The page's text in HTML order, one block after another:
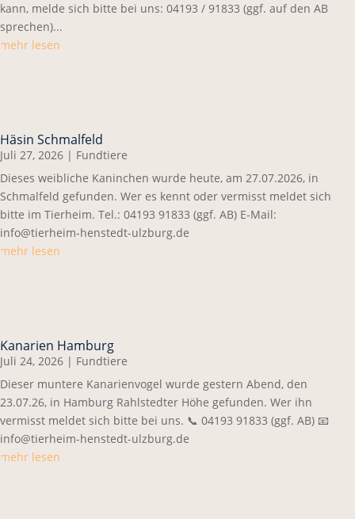
kann, melde sich bitte bei uns: 04193 / 91833 (ggf. auf den AB
sprechen)...
mehr lesen
Häsin Schmalfeld
Juli 27, 2026 | Fundtiere
Dieses weibliche Kaninchen wurde heute, am 27.07.2026, in
Schmalfeld gefunden. Wer es kennt oder vermisst meldet sich
bitte im Tierheim. Tel.: 04193 91833 (ggf. AB) E-Mail:
info@tierheim-henstedt-ulzburg.de
mehr lesen
Kanarien Hamburg
Juli 24, 2026 | Fundtiere
Dieser muntere Kanarienvogel wurde gestern Abend, den
23.07.26, in Hamburg Rahlstedter Höhe gefunden. Wer ihn
vermisst meldet sich bitte bei uns. 📞 04193 91833 (ggf. AB) 📧
info@tierheim-henstedt-ulzburg.de
mehr lesen